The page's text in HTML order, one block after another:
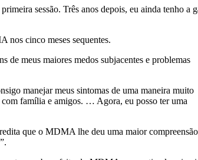
sessão. Três anos depois, eu ainda tenho a
nos cinco meses sequentes.
de meus maiores medos subjacentes e problemas
manejar meus sintomas de uma maneira muito
com família e amigos. … Agora, eu posso ter uma
que o MDMA lhe deu uma maior